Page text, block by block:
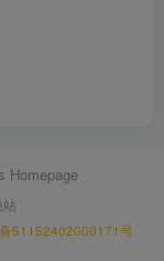
Homepage
51152402000171号